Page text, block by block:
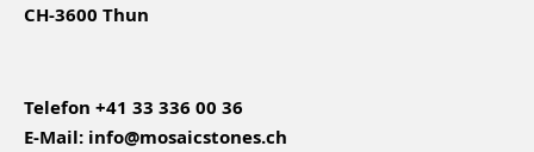
CH-3600 Thun
Telefon +41 33 336 00 36
E-Mail: info@mosaicstones.ch